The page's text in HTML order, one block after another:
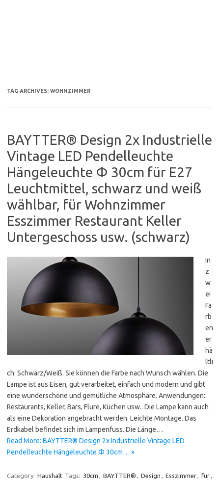
TAG ARCHIVES: WOHNZIMMER
BAYTTER® Design 2x Industrielle
Vintage LED Pendelleuchte
Hängeleuchte Φ 30cm für E27
Leuchtmittel, schwarz und weiß
wählbar, für Wohnzimmer
Esszimmer Restaurant Keller
Untergeschoss usw. (schwarz)
In
z
w
ei
Fa
rb
en
er
hä
ltli
ch: Schwarz/Weiß. Sie können die Farbe nach Wunsch wählen. Die
Lampe ist aus Eisen, gut verarbeitet, einfach und modern und gibt
eine wunderschöne und gemütliche Atmosphäre. Anwendungen:
Restaurants, Keller, Bars, Flure, Küchen usw.. Die Lampe kann auch
als eine Dekoration angebracht werden. Leichte Montage. Das
Erdkabel befindet sich im Lampenfuss. Die Länge…
Read More: BAYTTER® Design 2x Industrielle Vintage LED
Pendelleuchte Hängeleuchte Φ 30cm… »
Category: Haushalt Tags: 30cm , BAYTTER® , Design , Esszimmer, für,